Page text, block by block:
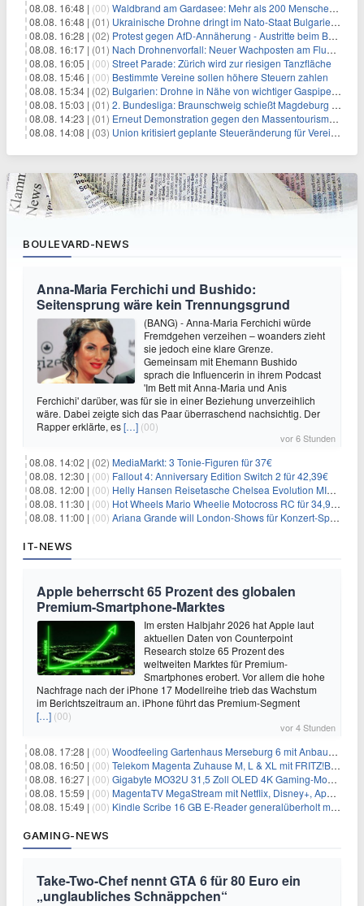
08.08. 16:48 | (00) Waldbrand am Gardasee: Mehr als 200 Menschen evakuiert
08.08. 16:48 | (01) Ukrainische Drohne dringt im Nato-Staat Bulgarien ein
08.08. 16:28 | (02) Protest gegen AfD-Annäherung - Austritte beim BSW Sachsen-Anhalt
08.08. 16:17 | (01) Nach Drohnenvorfall: Neuer Wachposten am Flughafen
08.08. 16:05 | (00) Street Parade: Zürich wird zur riesigen Tanzfläche
08.08. 15:46 | (00) Bestimmte Vereine sollen höhere Steuern zahlen
08.08. 15:34 | (02) Bulgarien: Drohne in Nähe von wichtiger Gaspipeline explodiert
08.08. 15:03 | (01) 2. Bundesliga: Braunschweig schießt Magdeburg ab
08.08. 14:23 | (01) Erneut Demonstration gegen den Massentourismus auf Mallorca
08.08. 14:08 | (03) Union kritisiert geplante Steueränderung für Vereine
BOULEVARD-NEWS
Anna-Maria Ferchichi und Bushido:
Seitensprung wäre kein Trennungsgrund
(BANG) - Anna-Maria Ferchichi würde
Fremdgehen verzeihen – woanders zieht
sie jedoch eine klare Grenze.
Gemeinsam mit Ehemann Bushido
sprach die Influencerin in ihrem Podcast
'Im Bett mit Anna-Maria und Anis
Ferchichi' darüber, was für sie in einer Beziehung unverzeihlich
wäre. Dabei zeigte sich das Paar überraschend nachsichtig. Der
Rapper erklärte, es[…] (00)
vor 6 Stunden
08.08. 14:02 | (02) MediaMarkt: 3 Tonie-Figuren für 37€
08.08. 12:30 | (00) Fallout 4: Anniversary Edition Switch 2 für 42,39€
08.08. 12:00 | (00) Helly Hansen Reisetasche Chelsea Evolution MID 54L für 29,99€
08.08. 11:30 | (00) Hot Wheels Mario Wheelie Motocross RC für 34,99€
08.08. 11:00 | (00) Ariana Grande will London-Shows für Konzert-Special filmen
IT-NEWS
Apple beherrscht 65 Prozent des globalen
Premium-Smartphone-Marktes
Im ersten Halbjahr 2026 hat Apple laut
aktuellen Daten von Counterpoint
Research stolze 65 Prozent des
weltweiten Marktes für Premium-
Smartphones erobert. Vor allem die hohe
Nachfrage nach der iPhone 17 Modellreihe trieb das Wachstum
im Berichtszeitraum an. iPhone führt das Premium-Segment
[…] (00)
vor 4 Stunden
08.08. 17:28 | (00) Woodfeeling Gartenhaus Merseburg 6 mit Anbaudach für 1.048€
08.08. 16:50 | (00) Telekom Magenta Zuhause M, L & XL mit FRITZ!Box 7690 für 1€ und 220€ Bonus (effektiv ab 19,74€/Monat)
08.08. 16:27 | (00) Gigabyte MO32U 31,5 Zoll OLED 4K Gaming-Monitor für 549€
08.08. 15:59 | (00) MagentaTV MegaStream mit Netflix, Disney+, Apple TV+ & RTL+ für 30€/Monat (effektiv 20,83€/Monat)
08.08. 15:49 | (00) Kindle Scribe 16 GB E-Reader generalüberholt mit Eingabestift für 197,99€
GAMING-NEWS
Take-Two-Chef nennt GTA 6 für 80 Euro ein
„unglaubliches Schnäppchen“